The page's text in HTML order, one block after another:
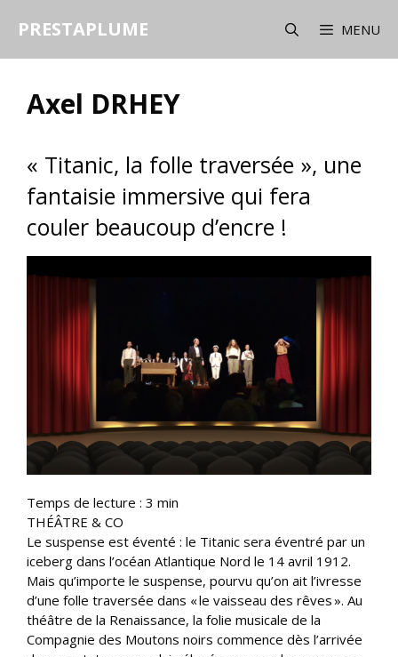
PRESTAPLUME MENU
Axel DRHEY
« Titanic, la folle traversée », une
fantaisie immersive qui fera
couler beaucoup d’encre !
Temps de lecture : 3 min
THÉÂTRE & CO
Le suspense est éventé : le Titanic sera éventré par un
iceberg dans l’océan Atlantique Nord le 14 avril 1912.
Mais qu’importe le suspense, pourvu qu’on ait l’ivresse
d’une folle traversée dans « le vaisseau des rêves ». Au
théâtre de la Renaissance, la folie musicale de la
Compagnie des Moutons noirs commence dès l’arrivée